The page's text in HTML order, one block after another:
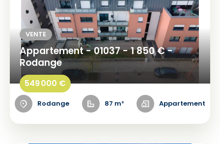
VENTE
Appartement - 01037 - 1 850 € -
Rodange
549 000 €
Rodange 87 m² Appartement